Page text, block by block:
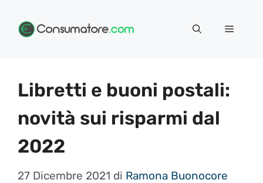
Menu
Libretti e buoni postali:
novità sui risparmi dal
2022
27 Dicembre 2021 di Ramona Buonocore